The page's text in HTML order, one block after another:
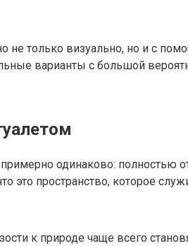
не только визуально, но и с
варианты с большой
одинаково: полностью
это пространство, которое
к природе чаще всего